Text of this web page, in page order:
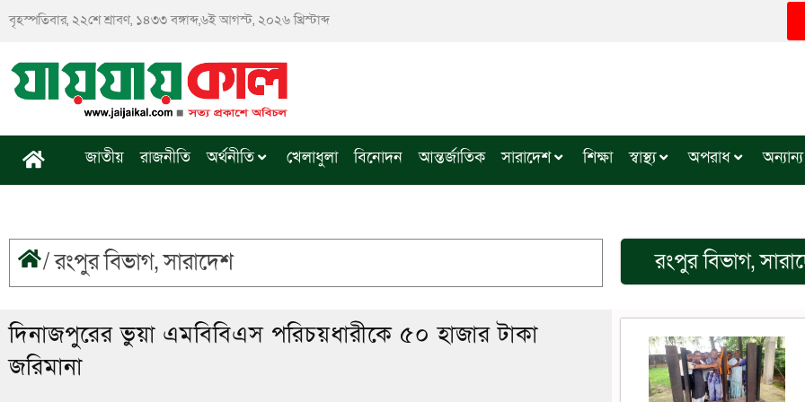
বৃহস্পতিবার, ২২শে শ্রাবণ, ১৪৩৩ বঙ্গাব্দ,৬ই আগস্ট, ২০২৬ খ্রিস্টাব্দ
জাতীয় রাজনীতি অর্থনীতি খেলাধুলা বিনোদন আন্তর্জাতিক সারাদেশ শিক্ষা স্বাস্থ্য অপরাধ অন্যান্য
/রংপুর বিভাগ,সারাদেশ রংপুর বিভাগ,
দিনাজপুরের ভুয়া এমবিবিএস পরিচয়ধারীকে ৫০ হাজার টাকা
জরিমানা